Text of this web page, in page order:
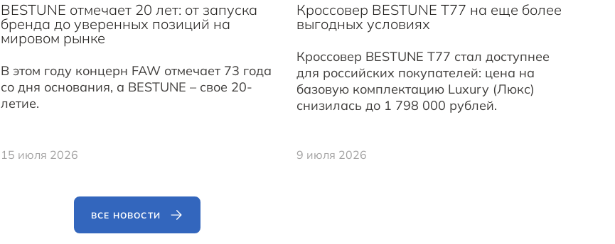
BESTUNE отмечает 20 лет: от запуска
бренда до уверенных позиций на
мировом рынке
В этом году концерн FAW отмечает 73 года
со дня основания, а BESTUNE – свое 20-
летие.
15 июля 2026
Кроссовер BESTUNE T77 на еще более
выгодных условиях
Кроссовер BESTUNE T77 стал доступнее
для российских покупателей: цена на
базовую комплектацию Luxury (Люкс)
снизилась до 1 798 000 рублей.
9 июля 2026
ВСЕ НОВОСТИ